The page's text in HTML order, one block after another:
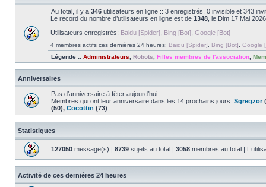
Au total, il y a 346 utilisateurs en ligne :: 3 enregistrés, 0 invisible et 343
Le record du nombre d’utilisateurs en ligne est de 1348 , le Dim 17 Mai
Utilisateurs enregistrés: Baidu [Spider] Bing [Bot] Google [Bot]
4 membres actifs ces dernières 24 heures: Baidu [Spider] Bing [Bot]
Google
Légende :: Administrateurs Robots Filles membres de l'association
Anniversaires
Pas d’anniversaire à fêter aujourd’hui
Membres qui ont leur anniversaire dans les 14 prochains jours: Sgregzor
(50), Cocottin (73)
Statistiques
127050 message(s) | 8739 sujets au total | 3058 membres au total |
Activité de ces dernières 24 heures